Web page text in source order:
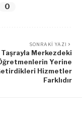
0
SONRAKI YAZI
Taşrayla Merkezdeki
Yerine
Hizmetler
Farklıdır